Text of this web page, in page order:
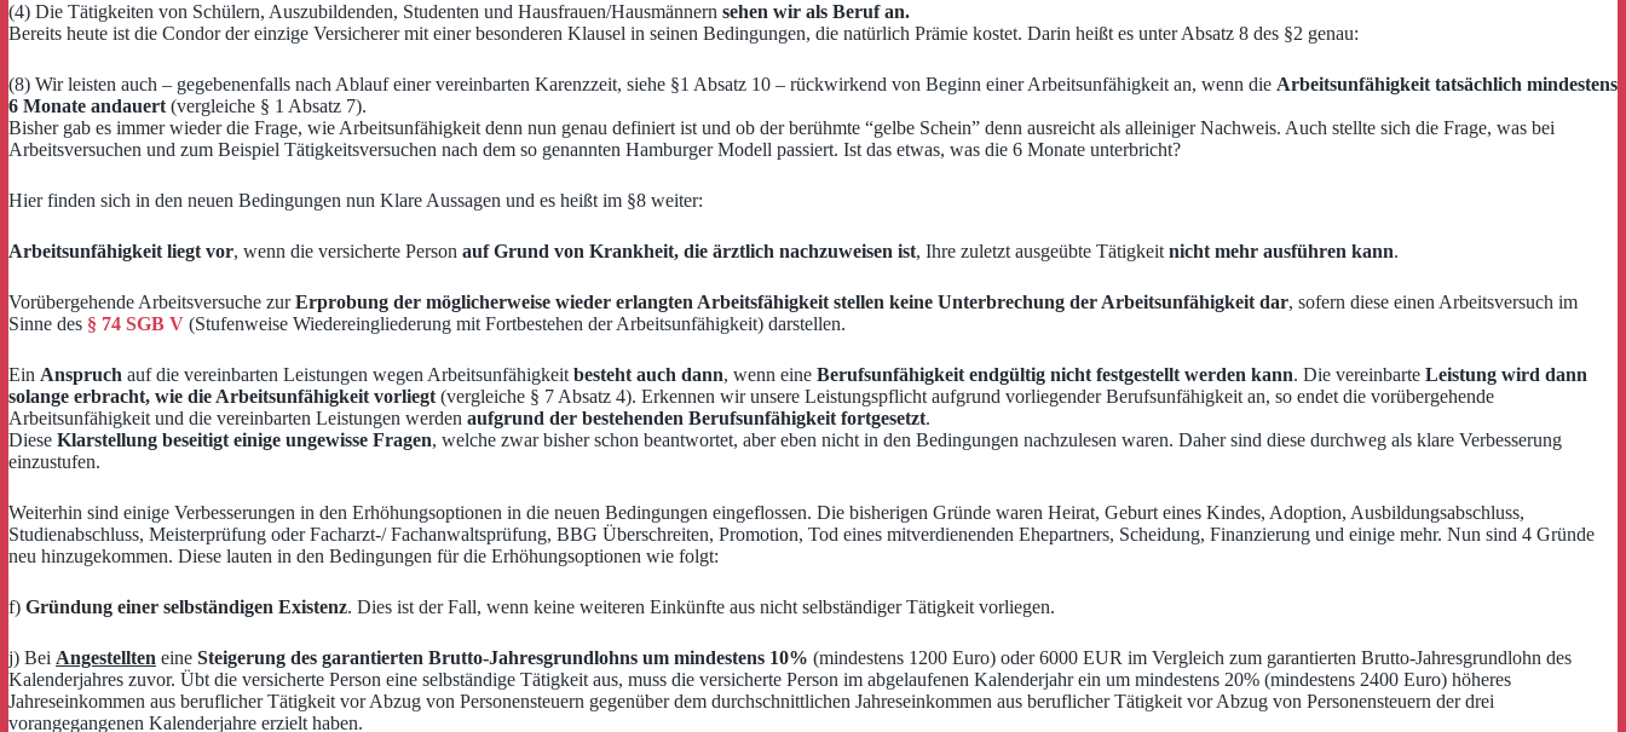
(4) Die Tätigkeiten von Schülern, Auszubildenden, Studenten und Hausfrauen/Hausmännern sehen wir als Beruf an.
Bereits heute ist die Condor der einzige Versicherer mit einer besonderen Klausel in seinen Bedingungen, die natürlich Prämie kostet. Darin heißt es unter Absatz 8 des §2 genau:
(8) Wir leisten auch – gegebenenfalls nach Ablauf einer vereinbarten Karenzzeit, siehe §1 Absatz 10 – rückwirkend von Beginn einer Arbeitsunfähigkeit an, wenn die Arbeitsunfähigkeit tatsächlich mindestens
6 Monate andauert (vergleiche § 1 Absatz 7).
Bisher gab es immer wieder die Frage, wie Arbeitsunfähigkeit denn nun genau definiert ist und ob der berühmte “gelbe Schein” denn ausreicht als alleiniger Nachweis. Auch stellte sich die Frage, was bei
Arbeitsversuchen und zum Beispiel Tätigkeitsversuchen nach dem so genannten Hamburger Modell passiert. Ist das etwas, was die 6 Monate unterbricht?
Hier finden sich in den neuen Bedingungen nun Klare Aussagen und es heißt im §8 weiter:
Arbeitsunfähigkeit liegt vor, wenn die versicherte Person auf Grund von Krankheit, die ärztlich nachzuweisen ist, Ihre zuletzt ausgeübte Tätigkeit nicht mehr ausführen kann.
Vorübergehende Arbeitsversuche zurErprobung der möglicherweise wieder erlangten Arbeitsfähigkeit stellen keine Unterbrechung der Arbeitsunfähigkeit dar, sofern diese einen Arbeitsversuch im
Sinne des § 74 SGB V (Stufenweise Wiedereingliederung mit Fortbestehen der Arbeitsunfähigkeit) darstellen.
Ein Anspruch auf die vereinbarten Leistungen wegen Arbeitsunfähigkeit besteht auch dann, wenn eine Berufsunfähigkeit endgültig nicht festgestellt werden kann. Die vereinbarte Leistung wird dann
solange erbracht, wie die Arbeitsunfähigkeit vorliegt (vergleiche § 7 Absatz 4). Erkennen wir unsere Leistungspflicht aufgrund vorliegender Berufsunfähigkeit an, so endet die vorübergehende
Arbeitsunfähigkeit und die vereinbarten Leistungen werden aufgrund der bestehenden Berufsunfähigkeit fortgesetzt.
Diese Klarstellung beseitigt einige ungewisse Fragen, welche zwar bisher schon beantwortet, aber eben nicht in den Bedingungen nachzulesen waren. Daher sind diese durchweg als klare Verbesserung
einzustufen.
Weiterhin sind einige Verbesserungen in den Erhöhungsoptionen in die neuen Bedingungen eingeflossen. Die bisherigen Gründe waren Heirat, Geburt eines Kindes, Adoption, Ausbildungsabschluss,
Studienabschluss, Meisterprüfung oder Facharzt-/ Fachanwaltsprüfung, BBG Überschreiten, Promotion, Tod eines mitverdienenden Ehepartners, Scheidung, Finanzierung und einige mehr. Nun sind 4 Gründe
neu hinzugekommen. Diese lauten in den Bedingungen für die Erhöhungsoptionen wie folgt:
f) Gründung einer selbständigen Existenz. Dies ist der Fall, wenn keine weiteren Einkünfte aus nicht selbständiger Tätigkeit vorliegen.
j) Bei Angestellten eine Steigerung des garantierten Brutto-Jahresgrundlohns um mindestens 10% (mindestens 1200 Euro) oder 6000 EUR im Vergleich zum garantierten Brutto-Jahresgrundlohn des
Kalenderjahres zuvor. Übt die versicherte Person eine selbständige Tätigkeit aus, muss die versicherte Person im abgelaufenen Kalenderjahr ein um mindestens 20% (mindestens 2400 Euro) höheres
Jahreseinkommen aus beruflicher Tätigkeit vor Abzug von Personensteuern gegenüber dem durchschnittlichen Jahreseinkommen aus beruflicher Tätigkeit vor Abzug von Personensteuern der drei
vorangegangenen Kalenderjahre erzielt haben.